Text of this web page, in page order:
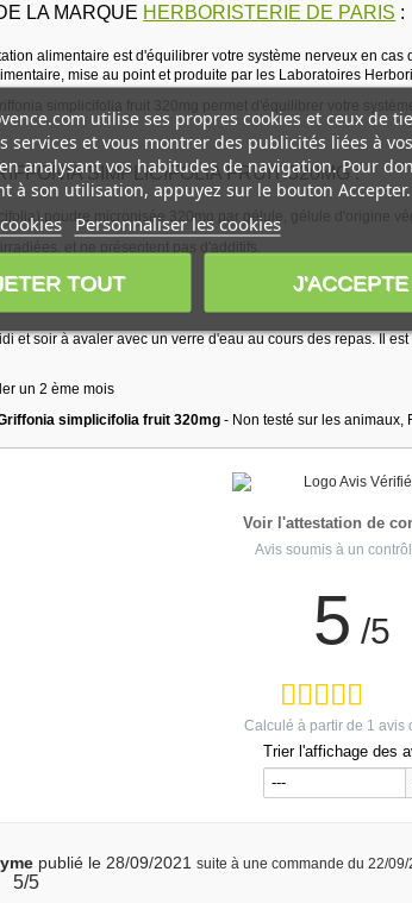
LA MARQUE HERBORISTERIE DE PARIS :
alimentaire est d'équilibrer votre système nerveux en
mise au point et produite par les Laboratoires
simplicifolia fruit 320mg permet d'équilibrer votre
SIMPLICIFOLIA FRUIT 320MG :
poudre micronisée 320mg par gélule, gélule d'origine
et ne présentent pas d'additifs.
et soir à avaler avec un verre d'eau au cours des repas. Il
un 2 ème mois
simplicifolia fruit 320mg - Non testé sur les animaux,
Voir l'attestation de
Avis soumis à un
5 /5
Calculé à partir de 1 avis
Trier l'affichage des
---
publié le 28/09/2021 suite à une commande du 22/09/
5/5
utilise ses propres cookies et ceux de
services et vous montrer des publicités liées à vos
analysant vos habitudes de navigation. Pour
à son utilisation, appuyez sur le bouton Accepter.
Personnaliser les cookies
TOUT J'ACCEPTE